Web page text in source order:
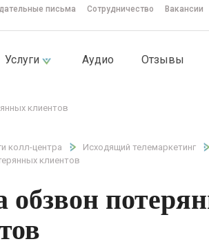
письма Сотрудничество Вакансии
Услуги Аудио Отзывы
клиентов
колл-центра
Исходящий телемаркетинг
клиентов
обзвон